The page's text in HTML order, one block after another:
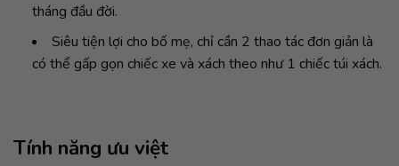
tháng đầu đời.
Siêu tiện lợi cho bố mẹ, chỉ cần 2 thao tác đơn giản là
có thể gấp gọn chiếc xe và xách theo như 1 chiếc túi xách.
Tính năng ưu việt